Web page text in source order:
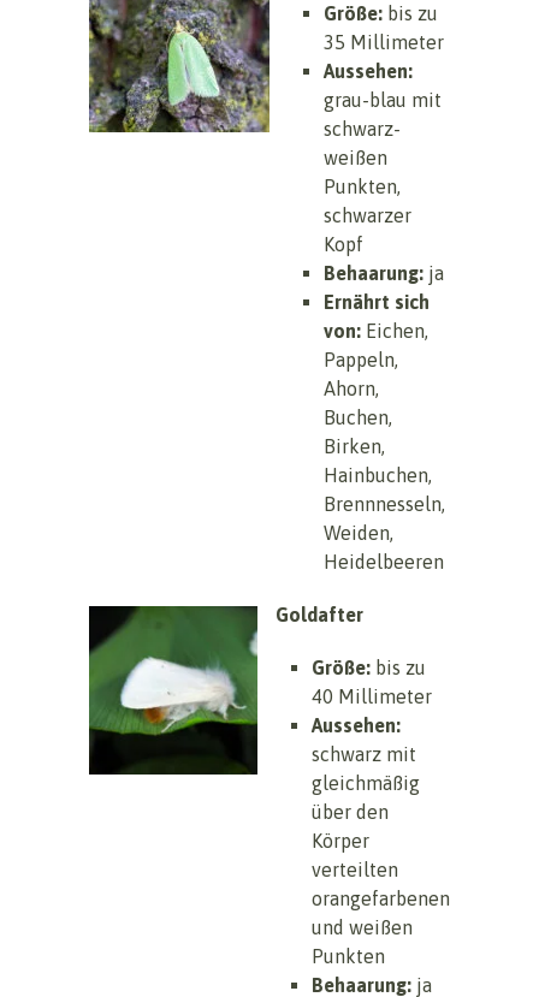
Größe: bis zu
35 Millimeter
Aussehen:
grau-blau mit
schwarz-
weißen
Punkten,
schwarzer
Kopf
Behaarung: ja
Ernährt sich
von: Eichen,
Pappeln,
Ahorn,
Buchen,
Birken,
Hainbuchen,
Brennnesseln,
Weiden,
Heidelbeeren
Goldafter
Größe: bis zu
40 Millimeter
Aussehen:
schwarz mit
gleichmäßig
über den
Körper
verteilten
orangefarbenen
und weißen
Punkten
Behaarung: ja